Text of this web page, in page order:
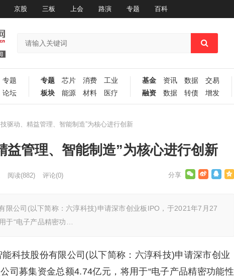
京股 三板 上会 路演 专题 百科
专题
论坛
专题 芯片 消费
工业
板块
能源 材料 医疗
基金 资讯 数据
交易
融资
数据 转债 增发
驱动、精益管理、智能制造”为核心进行创新
益管理、智能制造”为核心进行创新
阅读(882) 评论(0)
限公司(以下简称：六淳科技)申请深市创业板IPO，于2021年7月27
于“电子产品精密功…
科技股份有限公司(以下简称：六淳科技)申请深市创业
司募集资金总额4.74亿元，将用于“电子产品精密功能性